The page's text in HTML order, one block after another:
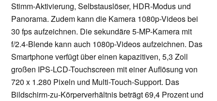
Stimm-Aktivierung, Selbstauslöser, HDR-Modus und
Panorama. Zudem kann die Kamera 1080p-Videos bei
30 fps aufzeichnen. Die sekundäre 5-MP-Kamera mit
f/2.4-Blende kann auch 1080p-Videos aufzeichnen. Das
Smartphone verfügt über einen kapazitiven, 5,3 Zoll
großen IPS-LCD-Touchscreen mit einer Auflösung von
720 x 1.280 Pixeln und Multi-Touch-Support. Das
Bildschirm-zu-Körperverhältnis beträgt 69,4 Prozent und